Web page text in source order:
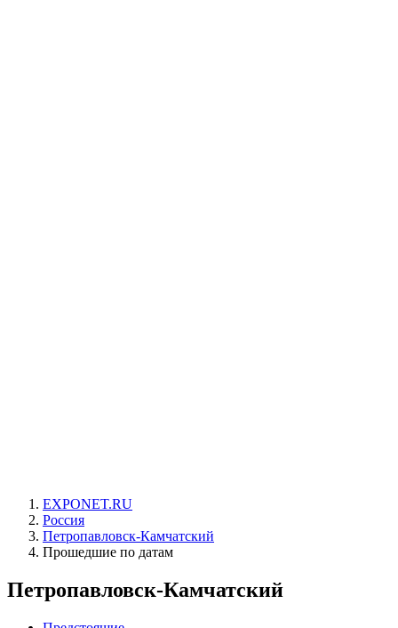
EXPONET.RU
Россия
Петропавловск-Камчатский
Прошедшие по датам
Петропавловск-Камчатский